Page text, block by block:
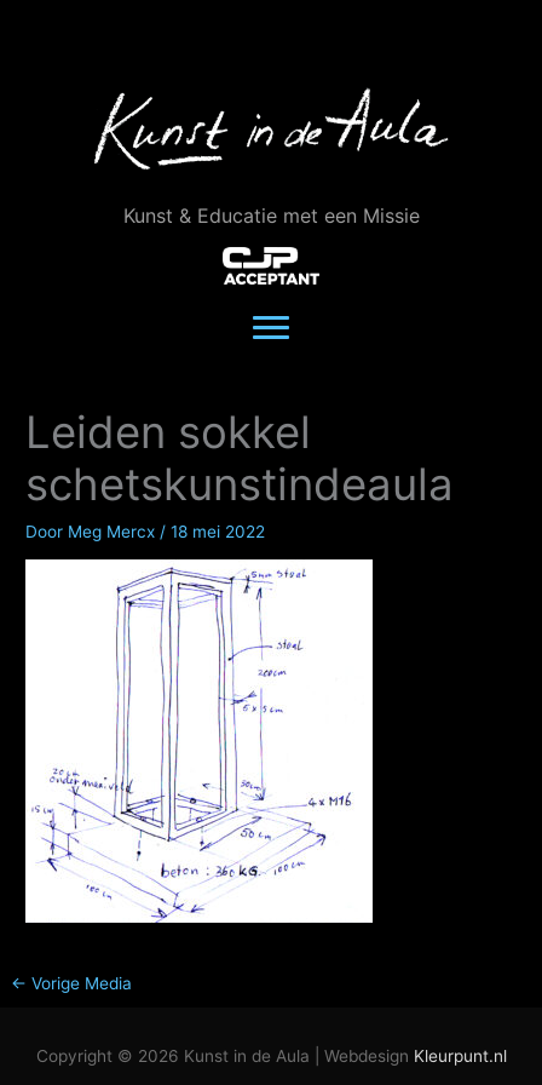
Kunst & Educatie met een Missie
Leiden sokkel
schetskunstindeaula
Door Meg Mercx /18 mei 2022
← Vorige Media
Copyright © 2026 Kunst in de Aula | Webdesign Kleurpunt.nl